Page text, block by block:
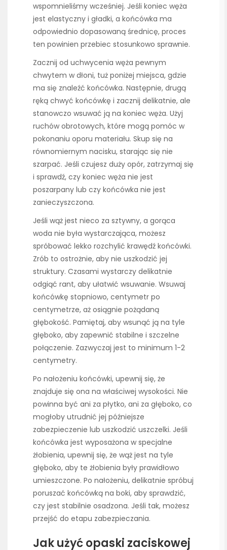
wspomnieliśmy wcześniej. Jeśli koniec węża
jest elastyczny i gładki, a końcówka ma
odpowiednio dopasowaną średnicę, proces
ten powinien przebiec stosunkowo sprawnie.
Zacznij od uchwycenia węża pewnym
chwytem w dłoni, tuż poniżej miejsca, gdzie
ma się znaleźć końcówka. Następnie, drugą
ręką chwyć końcówkę i zacznij delikatnie, ale
stanowczo wsuwać ją na koniec węża. Użyj
ruchów obrotowych, które mogą pomóc w
pokonaniu oporu materiału. Skup się na
równomiernym nacisku, starając się nie
szarpać. Jeśli czujesz duży opór, zatrzymaj się
i sprawdź, czy koniec węża nie jest
poszarpany lub czy końcówka nie jest
zanieczyszczona.
Jeśli wąż jest nieco za sztywny, a gorąca
woda nie była wystarczająca, możesz
spróbować lekko rozchylić krawędź końcówki.
Zrób to ostrożnie, aby nie uszkodzić jej
struktury. Czasami wystarczy delikatnie
odgiąć rant, aby ułatwić wsuwanie. Wsuwaj
końcówkę stopniowo, centymetr po
centymetrze, aż osiągnie pożądaną
głębokość. Pamiętaj, aby wsunąć ją na tyle
głęboko, aby zapewnić stabilne i szczelne
połączenie. Zazwyczaj jest to minimum 1-2
centymetry.
Po nałożeniu końcówki, upewnij się, że
znajduje się ona na właściwej wysokości. Nie
powinna być ani za płytko, ani za głęboko, co
mogłoby utrudnić jej późniejsze
zabezpieczenie lub uszkodzić uszczelki. Jeśli
końcówka jest wyposażona w specjalne
żłobienia, upewnij się, że wąż jest na tyle
głęboko, aby te żłobienia były prawidłowo
umieszczone. Po nałożeniu, delikatnie spróbuj
poruszać końcówką na boki, aby sprawdzić,
czy jest stabilnie osadzona. Jeśli tak, możesz
przejść do etapu zabezpieczania.
Jak użyć opaski zaciskowej